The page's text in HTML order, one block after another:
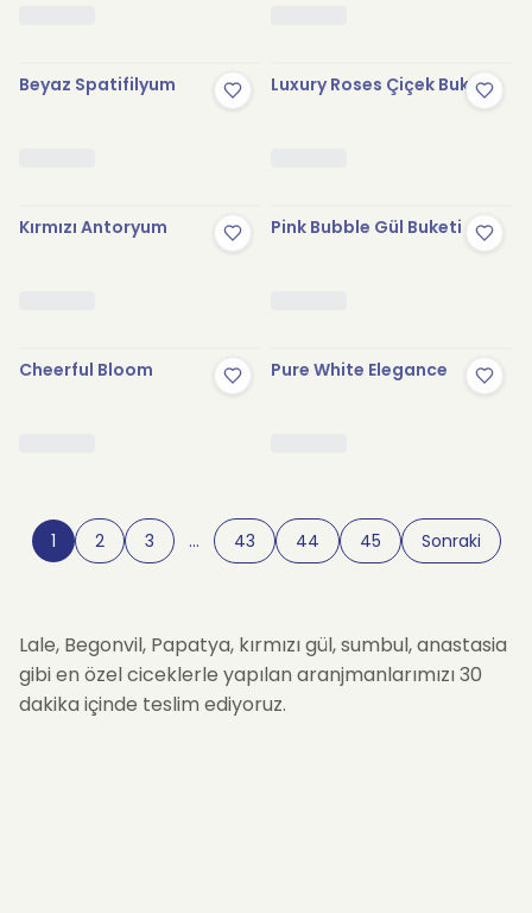
Beyaz Spatifilyum Luxury Roses Çiçek Buketi
Kırmızı Antoryum Pink Bubble Gül Buketi
Cheerful Bloom Pure White Elegance
1 2 3 … 43 44 45 Sonraki
Lale, Begonvil, Papatya, kırmızı gül, sumbul, anastasia
gibi en özel ciceklerle yapılan aranjmanlarımızı 30
dakika içinde teslim ediyoruz.